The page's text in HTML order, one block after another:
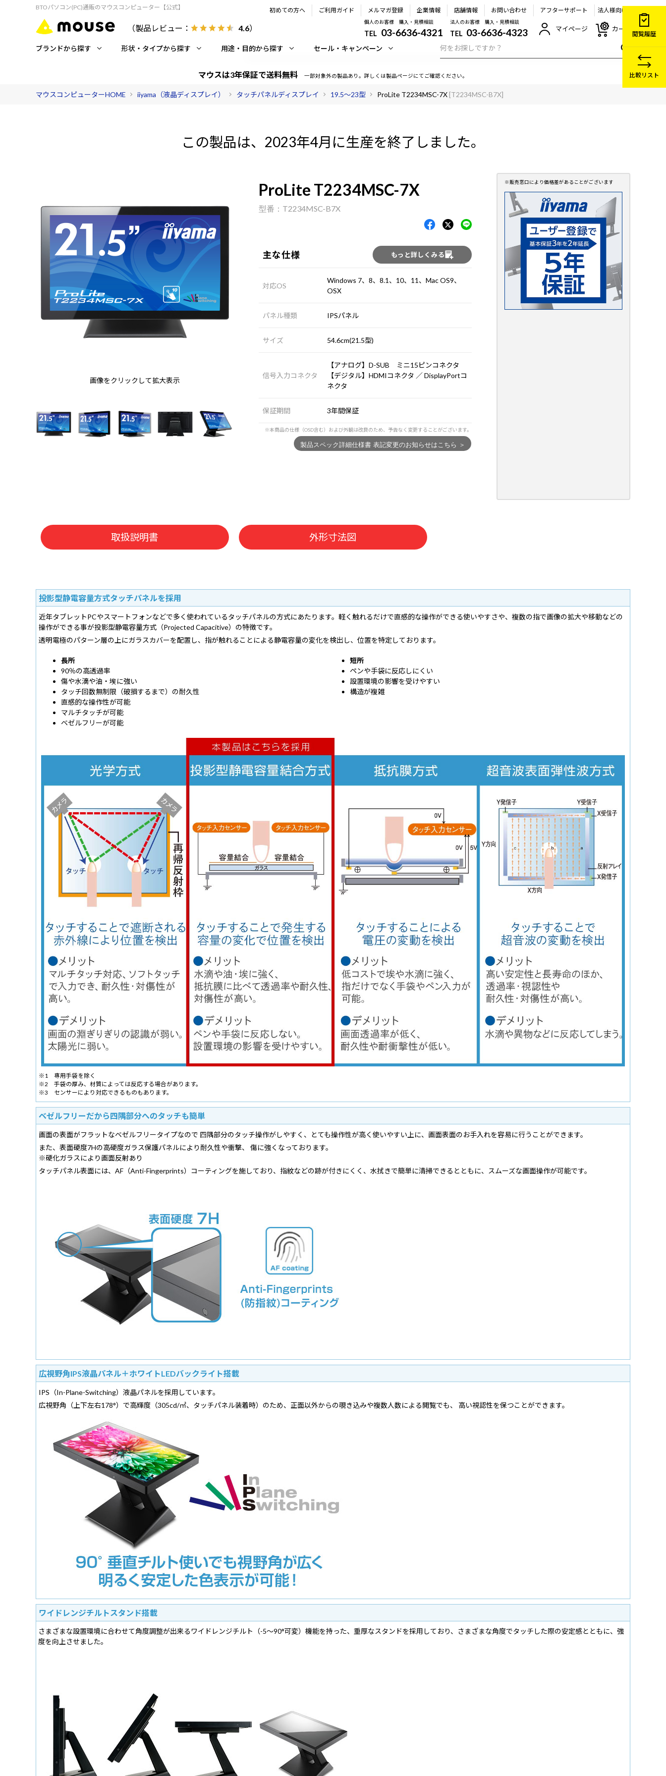
BTOパソコン(PC)通販のマウスコンピューター【公式】
（製品レビュー： 4.6）
初めての方へ ご利用ガイド メルマガ登録 企業情報 店舗情報 お問い合わせ アフターサポート 法人様向け
個人のお客様 購入・見積相談
TEL 03-6636-4321
法人のお客様 購入・見積相談
TEL 03-6636-4323 マイページ カート
ブランドから探す 形状・タイプから探す 用途・目的から探す セール・キャンペーン
マウスは3年保証で送料無料 一部対象外の製品あり。詳しくは製品ページにてご確認ください。
マウスコンピューターHOME iiyama（液晶ディスプレイ） タッチパネルディスプレイ 19.5～23型 ProLite T2234MSC-7X [T2234MSC-B7X]
この製品は、2023年4月に生産を終了しました。
画像をクリックして拡大表示
ProLite T2234MSC-7X
T2234MSC-B7X
主な仕様 もっと詳しくみる
対応OS
Windows 7、8、8.1、10、11、Mac OS9、
OSX
パネル種類 IPSパネル
サイズ 54.6cm(21.5型)
信号入力コネクタ
【アナログ】D-SUB ミニ15ピンコネクタ
【デジタル】HDMIコネクタ ／ DisplayPortコ
ネクタ
保証期間 3年間保証
取扱説明書 外形寸法図
投影型静電容量方式タッチパネルを採用
近年タブレットPCやスマートフォンなどで多く使われているタッチパネルの方式にあたります。軽く触れるだけで直感的な操作ができる使いやすさや、複数の指で画像の拡大や移動などの
操作ができる事が投影型静電容量方式（Projected Capacitive）の特徴です。
透明電極のパターン層の上にガラスカバーを配置し、指が触れることによる静電容量の変化を検出し、位置を特定しております。
長所
90％の高透過率
傷や水滴や油・埃に強い
タッチ回数無制限（破損するまで）の耐久性
直感的な操作性が可能
マルチタッチが可能
ベゼルフリーが可能
短所
ペンや手袋に反応しにくい
設置環境の影響を受けやすい
構造が複雑
※1 専用手袋を除く
※2 手袋の厚み、材質によっては反応する場合があります。
※3 センサーにより対応できるものもあります。
ベゼルフリーだから四隅部分へのタッチも簡単
画面の表面がフラットなベゼルフリータイプなので 四隅部分のタッチ操作がしやすく、とても操作性が高く使いやすい上に、画面表面のお手入れを容易に行うことができます。
また、表面硬度7Hの高硬度ガラス保護パネルにより耐久性や衝撃、 傷に強くなっております。
※硬化ガラスにより画面反射あり
タッチパネル表面には、AF（Anti-Fingerprints）コーティングを施しており、指紋などの跡が付きにくく、水拭きで簡単に清掃できるとともに、スムーズな画面操作が可能です。
広視野角IPS液晶パネル＋ホワイトLEDバックライト搭載
IPS（In-Plane-Switching）液晶パネルを採用しています。
広視野角（上下左右178°）で高輝度（305cd/㎡、タッチパネル装着時）のため、正面以外からの覗き込みや複数人数による閲覧でも、 高い視認性を保つことができます。
ワイドレンジチルトスタンド搭載
さまざまな設置環境に合わせて角度調整が出来るワイドレンジチルト（-5～90°可変）機能を持った、重厚なスタンドを採用しており、さまざまな角度でタッチした際の安定感とともに、強
度を向上させました。
閲覧履歴
比較リスト